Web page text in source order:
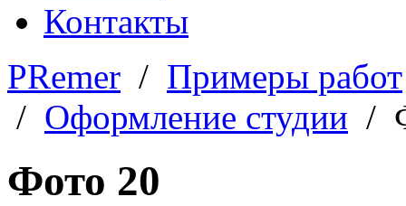
Контакты
PRemer / Примеры работ
/ Оформление студии /
Фото 20